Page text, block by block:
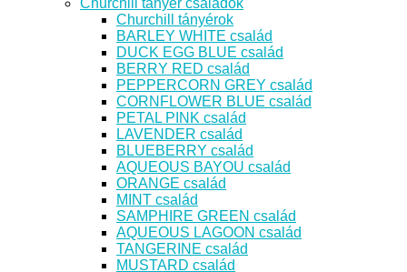
Churchill tányérok
BARLEY WHITE család
DUCK EGG BLUE család
BERRY RED család
PEPPERCORN GREY család
CORNFLOWER BLUE család
PETAL PINK család
LAVENDER család
BLUEBERRY család
AQUEOUS BAYOU család
ORANGE család
MINT család
SAMPHIRE GREEN család
AQUEOUS LAGOON család
TANGERINE család
MUSTARD család